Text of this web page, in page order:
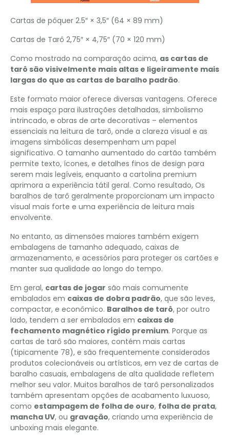
Cartas de pôquer 2.5″ × 3,5″ (64 × 89 mm)
Cartas de Tarô 2,75″ × 4,75″ (70 × 120 mm)
Como mostrado na comparação acima, as cartas de
tarô são visivelmente mais altas e ligeiramente mais
largas do que as cartas de baralho padrão.
Este formato maior oferece diversas vantagens. Oferece
mais espaço para ilustrações detalhadas, simbolismo
intrincado, e obras de arte decorativas – elementos
essenciais na leitura de tarô, onde a clareza visual e as
imagens simbólicas desempenham um papel
significativo. O tamanho aumentado do cartão também
permite texto, ícones, e detalhes finos de design para
serem mais legíveis, enquanto a cartolina premium
aprimora a experiência tátil geral. Como resultado, Os
baralhos de tarô geralmente proporcionam um impacto
visual mais forte e uma experiência de leitura mais
envolvente.
No entanto, as dimensões maiores também exigem
embalagens de tamanho adequado, caixas de
armazenamento, e acessórios para proteger os cartões e
manter sua qualidade ao longo do tempo.
Em geral, cartas de jogar são mais comumente
embalados em caixas de dobra padrão, que são leves,
compactar, e econômico. Baralhos de tarô, por outro
lado, tendem a ser embalados em caixas de
fechamento magnético rígido premium. Porque as
cartas de tarô são maiores, contém mais cartas
(tipicamente 78), e são frequentemente considerados
produtos colecionáveis ​​ou artísticos, em vez de cartas de
baralho casuais, embalagens de alta qualidade refletem
melhor seu valor. Muitos baralhos de tarô personalizados
também apresentam opções de acabamento luxuoso,
como estampagem de folha de ouro, folha de prata,
mancha UV, ou gravação, criando uma experiência de
unboxing mais elegante.